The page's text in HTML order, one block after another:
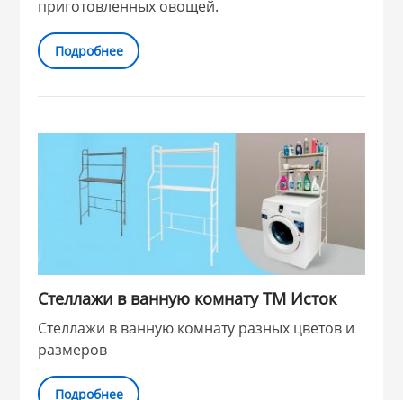
приготовленных овощей.
Подробнее
Стеллажи в ванную комнату ТМ Исток
Стеллажи в ванную комнату разных цветов и
размеров
Подробнее